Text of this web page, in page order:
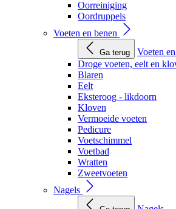
Oorreiniging
Oordruppels
Voeten en benen
Ga terug
Voeten
Droge voeten, eelt en
Blaren
Eelt
Eksteroog - likdoorn
Kloven
Vermoeide voeten
Pedicure
Voetschimmel
Voetbad
Wratten
Zweetvoeten
Nagels